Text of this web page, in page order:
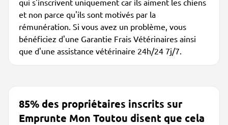
qui s'inscrivent uniquement car ils aiment les chiens
et non parce qu'ils sont motivés par la
rémunération. Si vous avez un problème, vous
bénéficiez d'une Garantie Frais Vétérinaires ainsi
que d'une assistance vétérinaire 24h/24 7j/7.
85% des propriétaires inscrits sur
Emprunte Mon Toutou disent que cela